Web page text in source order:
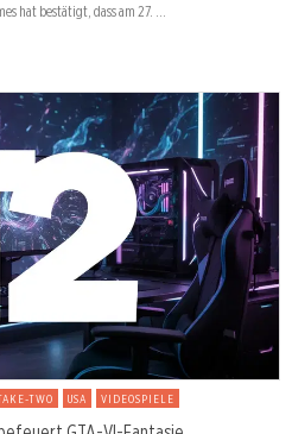
hat bestätigt, dass am 27. …
TWO USA VIDEOSPIELE